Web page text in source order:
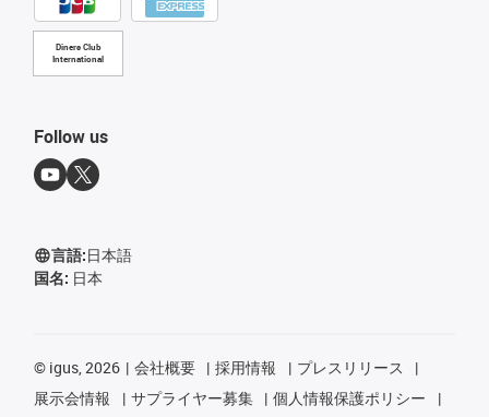
Diners Club
International
Follow us
言語:日本語
国名: 日本
© igus, 2026 会社概要 採用情報
プレスリリース
展示会情報
サプライヤー募集
個人情報保護ポリシー